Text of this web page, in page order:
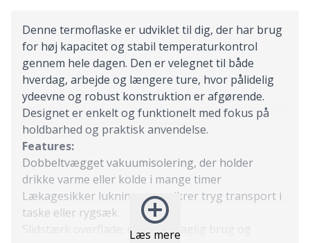
Læs mere
Denne termoflaske er udviklet til dig, der har brug
for høj kapacitet og stabil temperaturkontrol
gennem hele dagen. Den er velegnet til både
hverdag, arbejde og længere ture, hvor pålidelig
ydeevne og robust konstruktion er afgørende.
Designet er enkelt og funktionelt med fokus på
holdbarhed og praktisk anvendelse.
Features:
Dobbeltvægget vakuumisolering, der holder
drikke varme eller kolde i mange timer
Lækagesikker lukning, som sikrer tryg transport i
taske eller rygsæk
Slidstærk overflade, der tåler daglig brug og